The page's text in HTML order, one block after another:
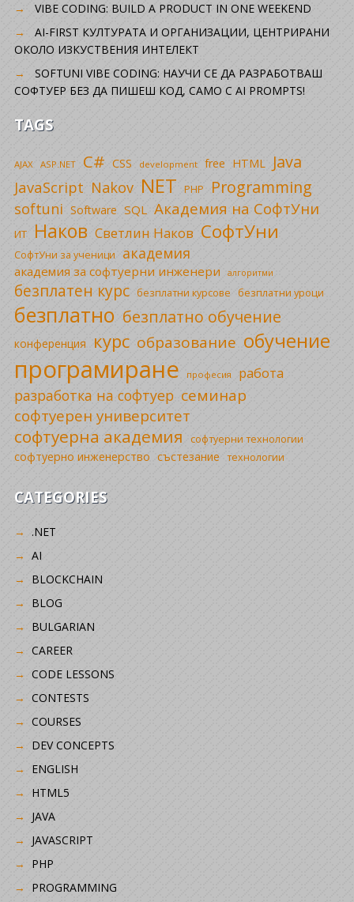
VIBE CODING: BUILD A PRODUCT IN ONE WEEKEND
AI-FIRST КУЛТУРАТА И ОРГАНИЗАЦИИ, ЦЕНТРИРАНИ
ОКОЛО ИЗКУСТВЕНИЯ ИНТЕЛЕКТ
SOFTUNI VIBE CODING: НАУЧИ СЕ ДА РАЗРАБОТВАШ
СОФТУЕР БЕЗ ДА ПИШЕШ КОД, САМО С AI PROMPTS!
TAGS
AJAX ASP.NET C# CSS development free HTML Java
JavaScript Nakov NET PHP Programming
softuni Software SQL Академия на СофтУни
ИТ Наков Светлин Наков СофтУни
СофтУни за ученици академия
академия за софтуерни инженери алгоритми
безплатен курс безплатни курсове безплатни уроци
безплатно безплатно обучение
конференция курс образование обучение
програмиране професия работа
разработка на софтуер семинар
софтуерен университет
софтуерна академия софтуерни технологии
софтуерно инженерство състезание технологии
CATEGORIES
.NET
AI
BLOCKCHAIN
BLOG
BULGARIAN
CAREER
CODE LESSONS
CONTESTS
COURSES
DEV CONCEPTS
ENGLISH
HTML5
JAVA
JAVASCRIPT
PHP
PROGRAMMING